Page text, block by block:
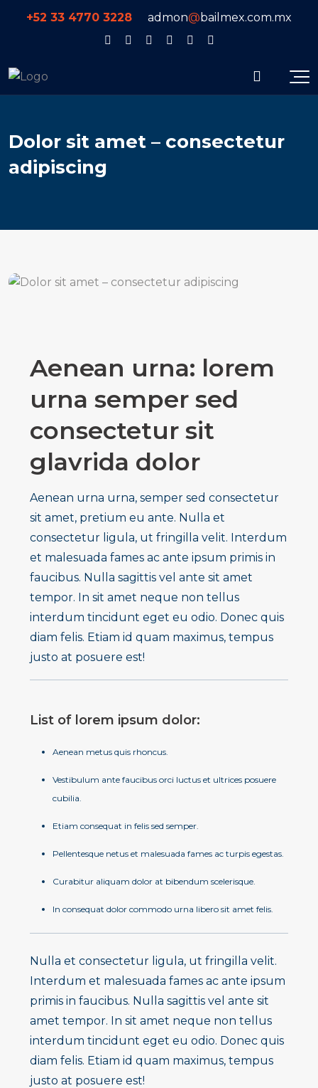
+52 33 4770 3228 admon@bailmex.com.mx
Dolor sit amet – consectetur
adipiscing
Aenean urna: lorem
urna semper sed
consectetur sit
glavrida dolor
Aenean urna urna, semper sed consectetur
sit amet, pretium eu ante. Nulla et
consectetur ligula, ut fringilla velit. Interdum
et malesuada fames ac ante ipsum primis in
faucibus. Nulla sagittis vel ante sit amet
tempor. In sit amet neque non tellus
interdum tincidunt eget eu odio. Donec quis
diam felis. Etiam id quam maximus, tempus
justo at posuere est!
List of lorem ipsum dolor:
Aenean metus quis rhoncus.
Vestibulum ante faucibus orci luctus et ultrices posuere
cubilia.
Etiam consequat in felis sed semper.
Pellentesque netus et malesuada fames ac turpis egestas.
Curabitur aliquam dolor at bibendum scelerisque.
In consequat dolor commodo urna libero sit amet felis.
Nulla et consectetur ligula, ut fringilla velit.
Interdum et malesuada fames ac ante ipsum
primis in faucibus. Nulla sagittis vel ante sit
amet tempor. In sit amet neque non tellus
interdum tincidunt eget eu odio. Donec quis
diam felis. Etiam id quam maximus, tempus
justo at posuere est!